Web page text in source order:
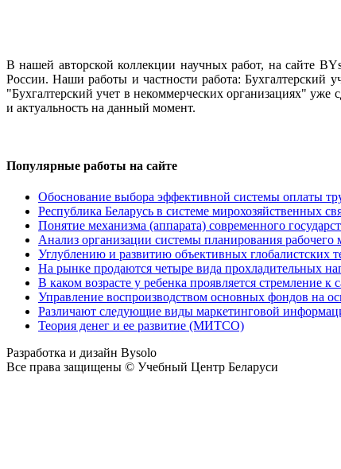
В нашей авторской коллекции научных работ, на сайте
России. Наши работы и частности работа: Бухгалтерский
"Бухгалтерский учет в некоммерческих организациях"
и актуальность на данный момент.
Популярные работы на сайте
Обоснование выбора эффективной системы оплаты
Республика Беларусь в системе мирохозяйственных
Понятие механизма (аппарата) современного
Анализ организации системы планирования
Углублению и развитию объективных глобалистских
На рынке продаются четыре вида прохладительных
В каком возрасте у ребенка проявляется стремление к
Управление воспроизводством основных фондов на
Различают следующие виды маркетинговой
Теория денег и ее развитие (МИТСО)
Разработка и дизайн Bysolo
Все права защищены © Учебный Центр Беларуси